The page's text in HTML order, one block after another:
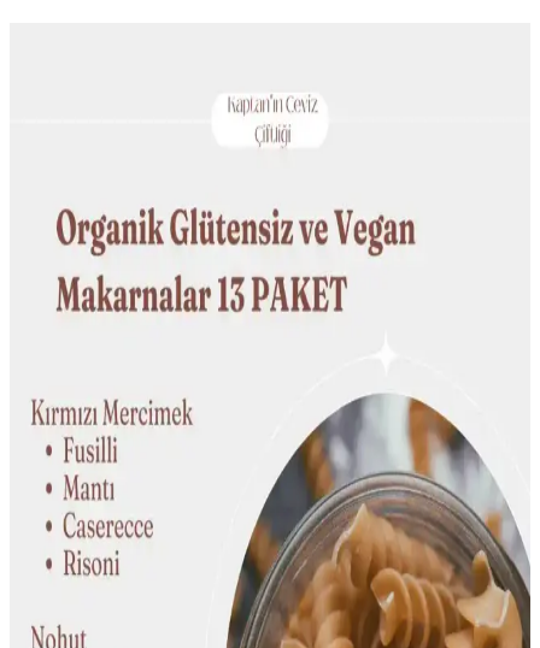
Kırık kalp sonrası iştah kaybı ve beslenme zorlukları yaşanabilir.
Sindirimi kolay, lifli ve sıvı gıdalarla küçük porsiyonlarda beslenmek
Mavi Yakalı İşçiler İçin Pratik, Doyurucu ve
Besleyici Öğle Yemeği Seçenekleri
Mavi yakalı işçiler için dayanıklı, protein ve lif açısından zengin
öğle yemekleri önerileri. Termos ve ısıtıcı kutularla sıcak yemek
Bütçeye Katkı Sağlayan Uzun Süre Saklanabilen
Sebze ve Meyve Seçimleri
Gıda fiyatlarındaki artış ve erişim zorlukları sebebiyle, uzun süre
saklanabilen, iklim koşullarına uygun sebze ve meyvelerle bütçeye
katkı sağlayan yetiştiricilik yöntemleri ele alınıyor.
Soğuk Baklagil Yemekleri: Pratik, Besleyici ve
Çeşitlendirilmiş Tarifler
Soğuk baklagil yemekleri, iş yerinde pratik ve besleyici öğünler